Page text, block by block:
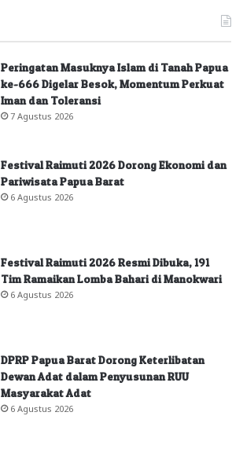
Peringatan Masuknya Islam di Tanah Papua
ke-666 Digelar Besok, Momentum Perkuat
Iman dan Toleransi
7 Agustus 2026
Festival Raimuti 2026 Dorong Ekonomi dan
Pariwisata Papua Barat
6 Agustus 2026
Festival Raimuti 2026 Resmi Dibuka, 191
Tim Ramaikan Lomba Bahari di Manokwari
6 Agustus 2026
DPRP Papua Barat Dorong Keterlibatan
Dewan Adat dalam Penyusunan RUU
Masyarakat Adat
6 Agustus 2026